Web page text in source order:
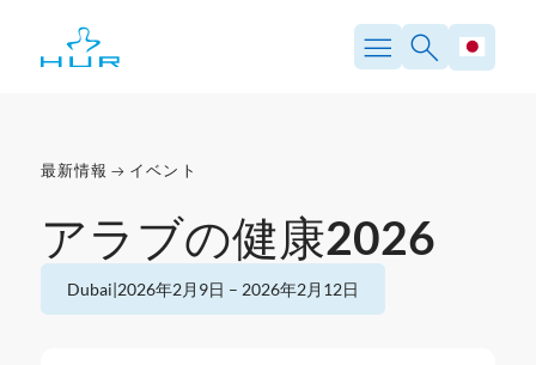
最新情報 イベント
アラブの健康2026
Dubai|2026年2月9日 – 2026年2月12日